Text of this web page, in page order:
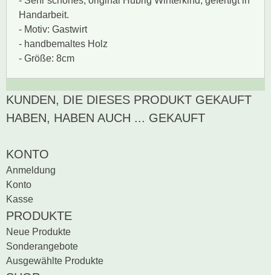
Handarbeit.
- Motiv: Gastwirt
- handbemaltes Holz
- Größe: 8cm
BEWERTUNG SCHREIBEN
Zur Zeit gibt es keine
Produktrezensionen.
KUNDEN, DIE DIESES PRODUKT GEKAUFT
HABEN, HABEN AUCH ... GEKAUFT
KONTO
Anmeldung
Konto
Kasse
PRODUKTE
Neue Produkte
Sonderangebote
Ausgewählte Produkte